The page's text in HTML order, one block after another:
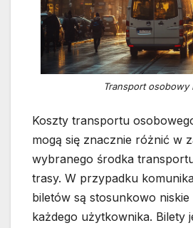
Transport osobowy
Koszty transportu
mogą się znacznie różnić w
wybranego środka
trasy. W przypadku
biletów są stosunkowo
każdego użytkownika. Bilety